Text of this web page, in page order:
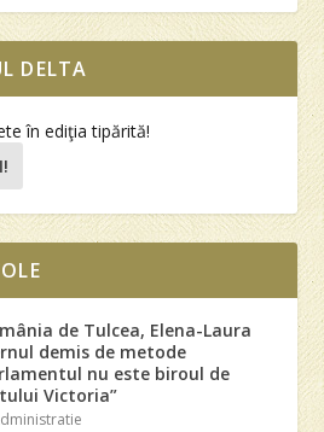
DELTA
în ediţia tipărită!
de Tulcea, Elena-Laura
demis de metode
nu este biroul de
Victoria”